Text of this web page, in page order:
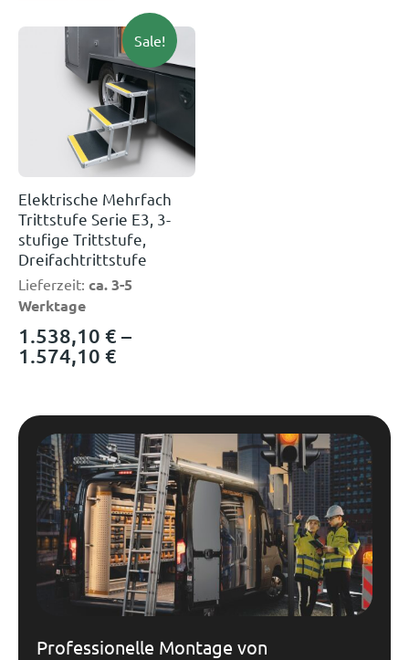
Sale!
Elektrische Mehrfach
Trittstufe Serie E3, 3-
stufige Trittstufe,
Dreifachtrittstufe
Lieferzeit: ca. 3-5
Werktage
1.538,10 € –
1.574,10 €
Professionelle Montage von